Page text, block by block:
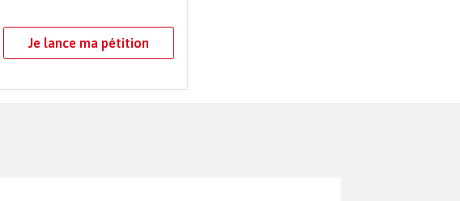
Je lance ma pétition